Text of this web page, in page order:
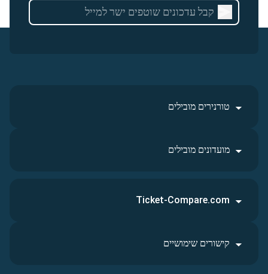
טורנירים מובילים
מועדונים מובילים
Ticket-Compare.com
קישורים שימושיים